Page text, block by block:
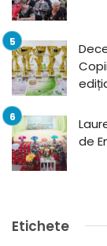
de
Etichete